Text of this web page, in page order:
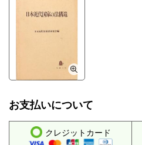
お支払いについて
クレジットカード